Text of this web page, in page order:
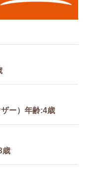
ー）年齢:4歳
歳